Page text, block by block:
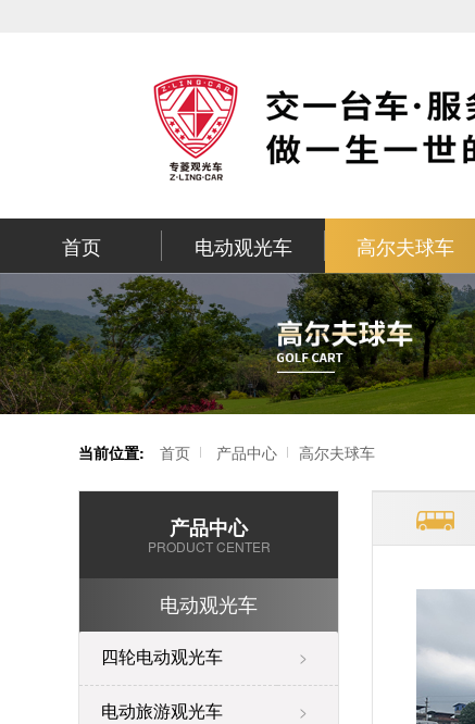
首页 电动观光车 高尔夫球车
当前位置: 首页 产品中心 高尔夫球车
产品中心
PRODUCT CENTER
电动观光车
四轮电动观光车 >
电动旅游观光车 >